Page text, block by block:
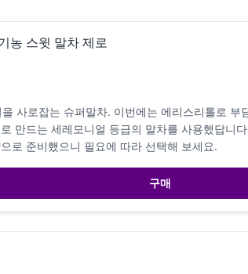
농 스윗 말차 제로
사로잡는 슈퍼말차. 이번에는 에리스리톨로
만드는 세레모니얼 등급의 말차를 사용했답니
로 준비했으니 필요에 따라 선택해 보세요.
구매